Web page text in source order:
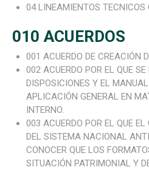
04 LINEAMIENTOS TECNICOS
010 ACUERDOS
001 ACUERDO DE CREACIÓN
002 ACUERDO POR EL QUE
DISPOSICIONES Y EL
APLICACIÓN GENERAL EN
INTERNO.
003 ACUERDO POR EL QUE
DEL SISTEMA NACIONAL
CONOCER QUE LOS
SITUACIÓN PATRIMONIAL Y